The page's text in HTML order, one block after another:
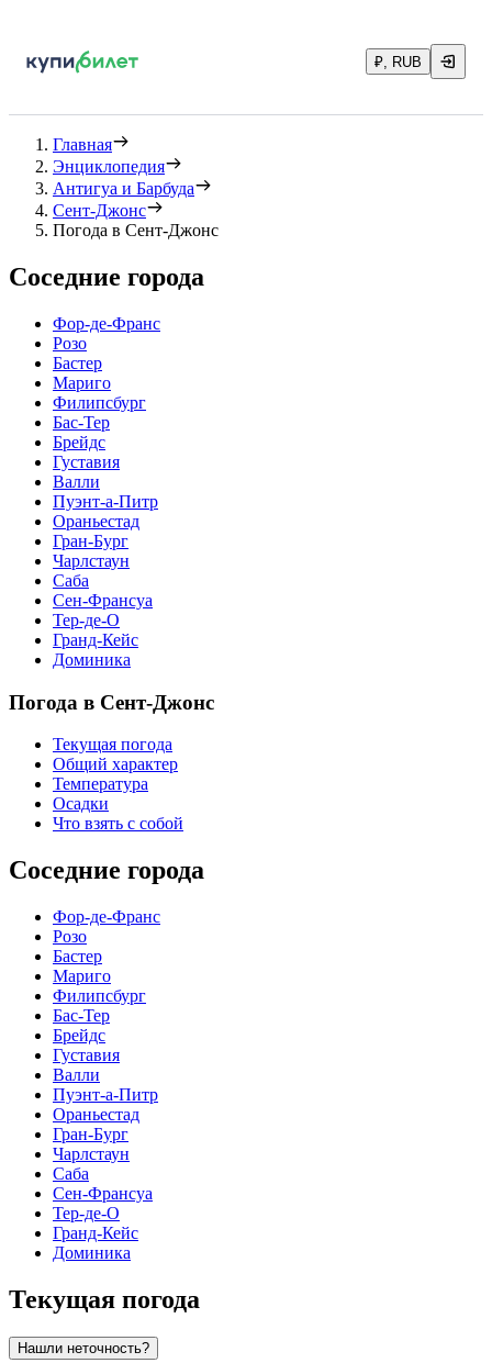
₽, RUB
Главная
Энциклопедия
Антигуа и Барбуда
Сент-Джонс
Погода в Сент-Джонс
Соседние города
Фор-де-Франс
Розо
Бастер
Мариго
Филипсбург
Бас-Тер
Брейдс
Густавия
Валли
Пуэнт-а-Питр
Ораньестад
Гран-Бург
Чарлстаун
Саба
Сен-Франсуа
Тер-де-О
Гранд-Кейс
Доминика
Погода в Сент-Джонс
Текущая погода
Общий характер
Температура
Осадки
Что взять с собой
Соседние города
Фор-де-Франс
Розо
Бастер
Мариго
Филипсбург
Бас-Тер
Брейдс
Густавия
Валли
Пуэнт-а-Питр
Ораньестад
Гран-Бург
Чарлстаун
Саба
Сен-Франсуа
Тер-де-О
Гранд-Кейс
Доминика
Текущая погода
Нашли неточность?